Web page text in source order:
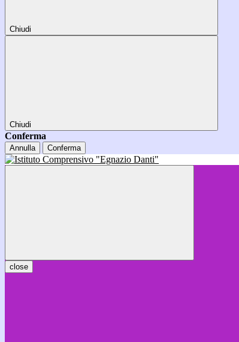
Chiudi
Chiudi
Conferma
Annulla Conferma
close